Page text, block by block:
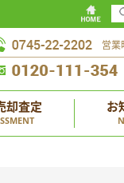
営
却査定 お